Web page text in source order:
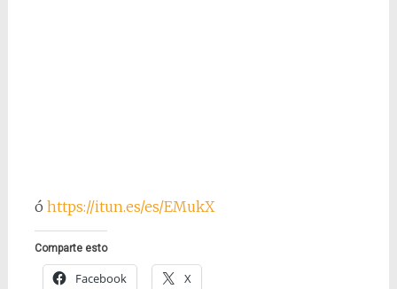
ó https://itun.es/es/EMukX
Comparte esto
Facebook X